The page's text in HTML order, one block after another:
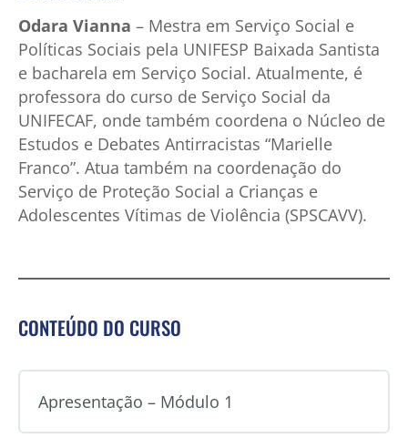
Odara Vianna – Mestra em Serviço Social e
Políticas Sociais pela UNIFESP Baixada Santista
e bacharela em Serviço Social. Atualmente, é
professora do curso de Serviço Social da
UNIFECAF, onde também coordena o Núcleo de
Estudos e Debates Antirracistas “Marielle
Franco”. Atua também na coordenação do
Serviço de Proteção Social a Crianças e
Adolescentes Vítimas de Violência (SPSCAVV).
CONTEÚDO DO CURSO
Apresentação – Módulo 1